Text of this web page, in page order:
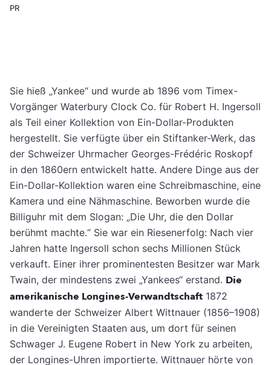
PR
Sie hieß „Yankee“ und wurde ab 1896 vom Timex-
Vorgänger Waterbury Clock Co. für Robert H. Ingersoll
als Teil einer Kollektion von Ein-Dollar-Produkten
hergestellt. Sie verfügte über ein Stiftanker-Werk, das
der Schweizer Uhrmacher Georges-Frédéric Roskopf
in den 1860ern entwickelt hatte. Andere Dinge aus der
Ein-Dollar-Kollektion waren eine Schreibmaschine, eine
Kamera und eine Nähmaschine. Beworben wurde die
Billiguhr mit dem Slogan: „Die Uhr, die den Dollar
berühmt machte.“ Sie war ein Riesenerfolg: Nach vier
Jahren hatte Ingersoll schon sechs Millionen Stück
verkauft. Einer ihrer prominentesten Besitzer war Mark
Twain, der mindestens zwei „Yankees“ erstand. Die
amerikanische Longines-Verwandtschaft 1872
wanderte der Schweizer Albert Wittnauer (1856–1908)
in die Vereinigten Staaten aus, um dort für seinen
Schwager J. Eugene Robert in New York zu arbeiten,
der Longines-Uhren importierte. Wittnauer hörte von